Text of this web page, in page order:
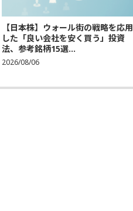
【日本株】ウォール街の戦略を応用
した「良い会社を安く買う」投資
法、参考銘柄15選...
2026/08/06